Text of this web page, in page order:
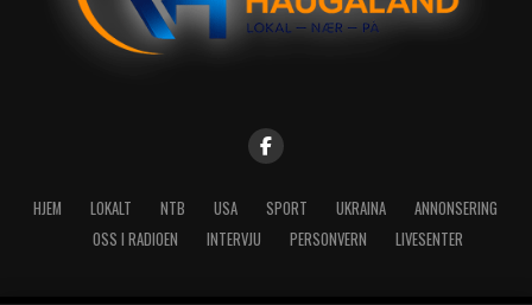
HJEM LOKALT NTB USA SPORT UKRAINA
ANNONSERING
OSS I RADIOEN
INTERVJU PERSONVERN LIVESENTER